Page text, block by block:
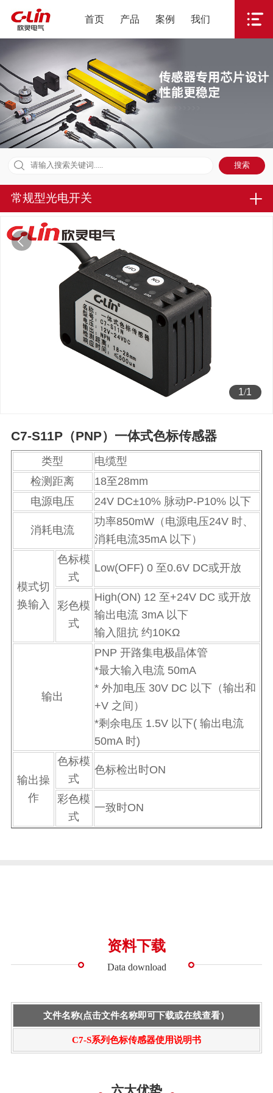
首页 产品 案例 我们
常规型光电开关
1/1
C7-S11P（PNP）一体式色标传感器
类型
电缆型
检测距离
18至28mm
电源电压
24V DC±10% 脉动P-P10% 以下
消耗电流
功率850mW（电源电压24V 时、
消耗电流35mA 以下）
模式切
换输入
色标模
式
Low(OFF) 0 至0.6V DC或开放
彩色模
式
High(ON) 12 至+24V DC 或开放
输出电流 3mA 以下
输入阻抗 约10KΩ
输出
PNP 开路集电极晶体管
*最大输入电流 50mA
* 外加电压 30V DC 以下（输出和
+V 之间）
*剩余电压 1.5V 以下( 输出电流
50mA 时)
输出操
作
色标模
式
色标检出时ON
彩色模
式
一致时ON
资料下载
Data download
文件名称(点击文件名称即可下载或在线查看）
C7-S系列色标传感器使用说明书